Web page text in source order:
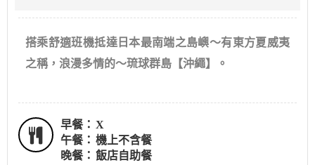
搭乘舒適班機抵達日本最南端之島嶼～有東方夏威夷
之稱，浪漫多情的～琉球群島【沖繩】。
早餐： X
午餐： 機上不含餐
晚餐： 飯店自助餐